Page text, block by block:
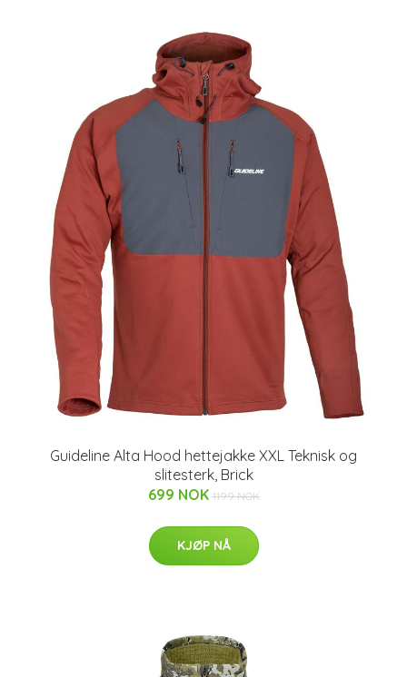
Guideline Alta Hood hettejakke XXL Teknisk og
slitesterk, Brick
699 NOK 1199 NOK
KJØP NÅ